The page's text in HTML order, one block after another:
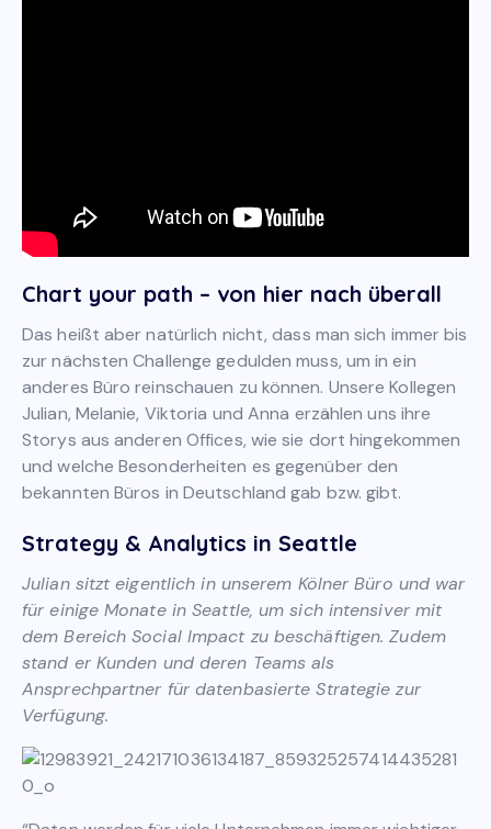
Chart your path – von hier nach überall
Das heißt aber natürlich nicht, dass man sich immer bis
zur nächsten Challenge gedulden muss, um in ein
anderes Büro reinschauen zu können. Unsere Kollegen
Julian, Melanie, Viktoria und Anna erzählen uns ihre
Storys aus anderen Offices, wie sie dort hingekommen
und welche Besonderheiten es gegenüber den
bekannten Büros in Deutschland gab bzw. gibt.
Strategy & Analytics in Seattle
Julian sitzt eigentlich in unserem Kölner Büro und war
für einige Monate in Seattle, um sich intensiver mit
dem Bereich Social Impact zu beschäftigen. Zudem
stand er Kunden und deren Teams als
Ansprechpartner für datenbasierte Strategie zur
Verfügung.